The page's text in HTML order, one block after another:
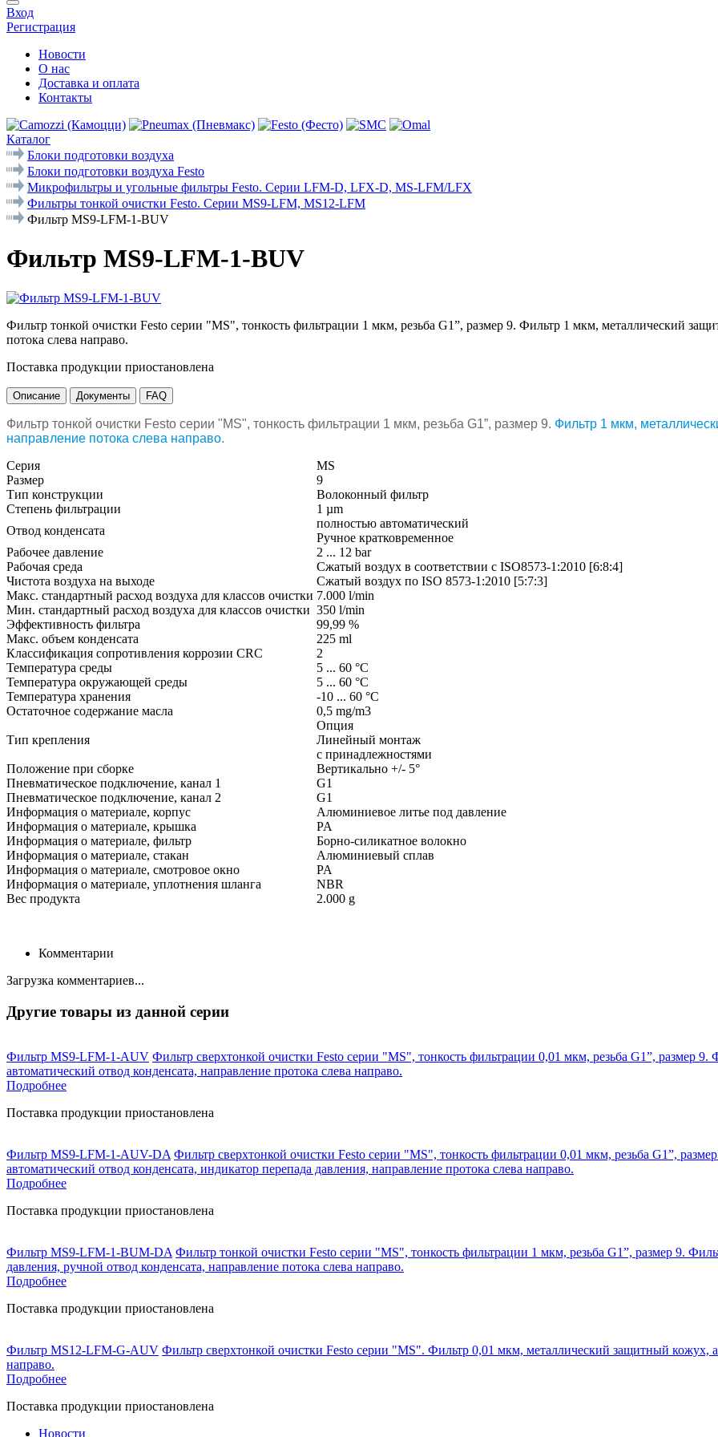
Вход
Регистрация
Новости
О нас
Доставка и оплата
Контакты
Каталог
Блоки подготовки воздуха
Блоки подготовки воздуха Festo
Микрофильтры и угольные фильтры Festo. Cерии LFM-D, LFX-D, MS-LFM/LFX
Фильтры тонкой очистки Festo. Серии MS9-LFM, MS12-LFM
Фильтр MS9-LFM-1-BUV
Фильтр MS9-LFM-1-BUV
Фильтр тонкой очистки Festo серии "MS", тонкость фильтрации 1 мкм, резьба G1”, размер 9. Фильтр 1 мкм, металлический
потока слева направо.
Поставка продукции приостановлена
Описание Документы FAQ
Фильтр тонкой очистки Festo серии "MS", тонкость фильтрации 1 мкм, резьба G1”, размер 9. Фильтр 1 мкм,
направление потока слева направо.
Серия
MS
Размер
9
Тип конструкции
Волоконный фильтр
Степень фильтрации
1 µm
Отвод конденсата
полностью автоматический
Ручное кратковременное
Рабочее давление
2 ... 12 bar
Рабочая среда
Сжатый воздух в соответствии с ISO8573-1:2010 [6:8:4]
Чистота воздуха на выходе
Сжатый воздух по ISO 8573-1:2010 [5:7:3]
Макс. стандартный расход воздуха для классов очистки 7.000 l/min
Мин. стандартный расход воздуха для классов очистки 350 l/min
Эффективность фильтра
99,99 %
Макс. объем конденсата
225 ml
Классификация сопротивления коррозии CRC
2
Температура среды
5 ... 60 °C
Температура окружающей среды
5 ... 60 °C
Температура хранения
-10 ... 60 °C
Остаточное содержание масла
0,5 mg/m3
Тип крепления
Опция
Линейный монтаж
с принадлежностями
Положение при сборке
Вертикально +/- 5°
Пневматическое подключение, канал 1
G1
Пневматическое подключение, канал 2
G1
Информация о материале, корпус
Алюминиевое литье под давление
Информация о материале, крышка
PA
Информация о материале, фильтр
Борно-силикатное волокно
Информация о материале, стакан
Алюминиевый сплав
Информация о материале, смотровое окно
PA
Информация о материале, уплотнения шланга
NBR
Вес продукта
2.000 g
Комментарии
Загрузка комментариев...
Другие товары из данной серии
Фильтр MS9-LFM-1-AUV Фильтр сверхтонкой очистки Festo серии "MS", тонкость фильтрации 0,01 мкм, резьба G1”, размер
автоматический отвод конденсата, направление протока слева направо.
Подробнее
Поставка продукции приостановлена
Фильтр MS9-LFM-1-AUV-DA Фильтр сверхтонкой очистки Festo серии "MS", тонкость фильтрации 0,01 мкм, резьба G1”,
автоматический отвод конденсата, индикатор перепада давления, направление протока слева направо.
Подробнее
Поставка продукции приостановлена
Фильтр MS9-LFM-1-BUM-DA Фильтр тонкой очистки Festo серии "MS", тонкость фильтрации 1 мкм, резьба G1”, размер 9.
давления, ручной отвод конденсата, направление потока слева направо.
Подробнее
Поставка продукции приостановлена
Фильтр MS12-LFM-G-AUV Фильтр сверхтонкой очистки Festo серии "MS". Фильтр 0,01 мкм, металлический защитный кожух,
направо.
Подробнее
Поставка продукции приостановлена
Новости